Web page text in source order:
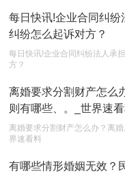
每日快讯!企业合同纠纷
纠纷怎么起诉对方？
每日快讯!企业合同纠纷法人承
方？
离婚要求分割财产怎么
则有哪些、。_世界速
离婚要求分割财产怎么办？离
界速看料
有哪些情形婚姻无效？